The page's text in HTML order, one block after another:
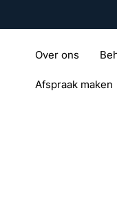
Over ons
Afspraak maken